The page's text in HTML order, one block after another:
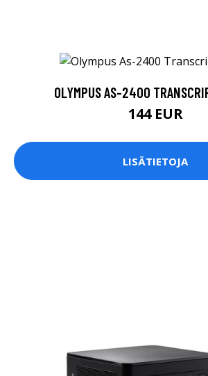
OLYMPUS AS-2400
144 EUR
LISÄTIETOJA